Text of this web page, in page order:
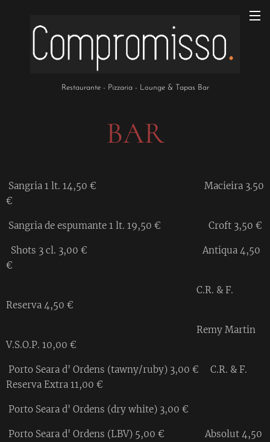
Restaurante - Pizzaria - Lounge & Tapas Bar
BAR
Sangria 1 lt. 14,50 € Macieira 3.50
€
Sangria de espumante 1 lt. 19,50 € Croft 3,50 €
Shots 3 cl. 3,00 € Antiqua 4,50
€
C.R. & F.
Reserva 4,50 €
Remy Martin
V.S.O.P. 10,00 €
Porto Seara d' Ordens (tawny/ruby) 3,00 € C.R. & F.
Reserva Extra 11,00 €
Porto Seara d' Ordens (dry white) 3,00 €
Porto Seara d' Ordens (LBV) 5,00 € Absolut 4,50